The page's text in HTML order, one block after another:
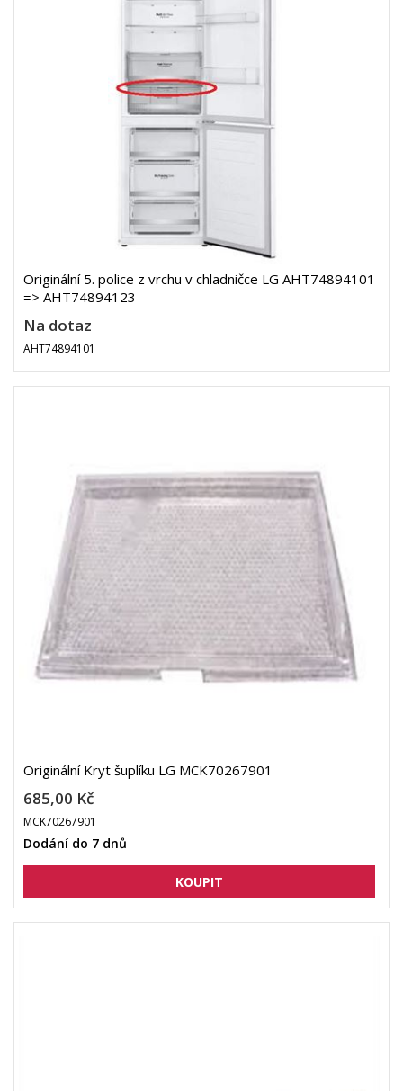
Originální 5. police z vrchu v chladničce LG AHT74894101
=> AHT74894123
Na dotaz
AHT74894101
Originální Kryt šuplíku LG MCK70267901
685,00 Kč
MCK70267901
Dodání do 7 dnů